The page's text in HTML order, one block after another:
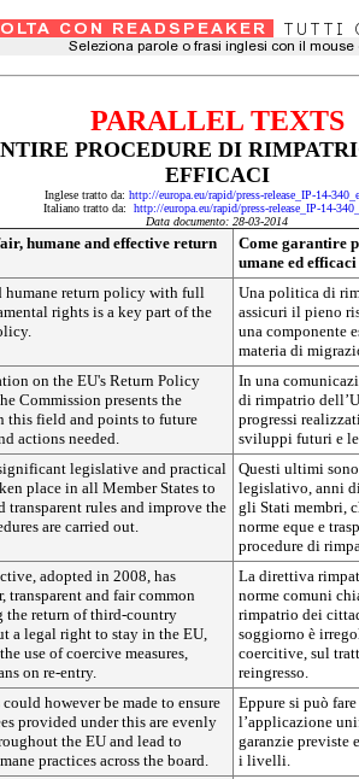
PARALLEL TEXTS
PROCEDURE DI
EFFICACI
Inglese tratto da: http://europa.eu/rapid/press-release_IP-14-
Italiano tratto da: http://europa.eu/rapid/press-release_IP-14-
Data documento: 28-03-2014
humane and effective return
Come garantire
umane ed efficaci
humane return policy with full
rights is a key part of the
Una politica di
assicuri il pieno
una componente
materia di
on the EU's Return Policy
Commission presents the
this field and points to future
actions needed.
In una
di rimpatrio
progressi
sviluppi futuri e le
legislative and practical
place in all Member States to
transparent rules and improve the
are carried out.
Questi ultimi
legislativo, anni
gli Stati membri,
norme eque e
procedure di
adopted in 2008, has
transparent and fair common
the return of third-country
a legal right to stay in the EU,
use of coercive measures,
on re-entry.
La direttiva
norme comuni
rimpatrio dei
soggiorno è
coercitive, sul
reingresso.
however be made to ensure
provided under this are evenly
the EU and lead to
practices across the board.
Eppure si può
l’applicazione
garanzie previste
i livelli.